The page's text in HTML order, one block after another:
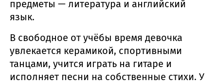
предметы — литература и английский
язык.
В свободное от учёбы время девочка
увлекается керамикой, спортивными
танцами, учится играть на гитаре и
исполняет песни на собственные стихи. У